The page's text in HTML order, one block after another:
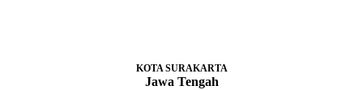
KOTA SURAKARTA
Jawa Tengah